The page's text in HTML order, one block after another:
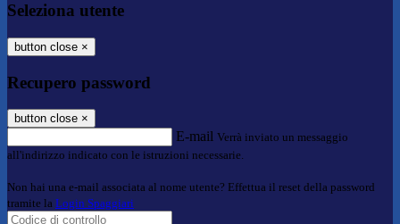
Seleziona utente
button close ×
Recupero password
button close ×
E-mail Verrà inviato un messaggio
all'indirizzo indicato con le istruzioni necessarie.
Non hai una e-mail associata al nome utente? Effettua il reset della password
tramite la Login Spaggiari